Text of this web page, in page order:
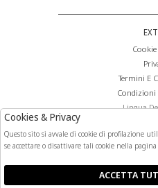
Termini E
Condizioni
Lingua
Cookies & Privacy
Questo sito si avvale di cookie di profilazione
se accettare o disattivare tali cookie nella pagina
ACCETTA